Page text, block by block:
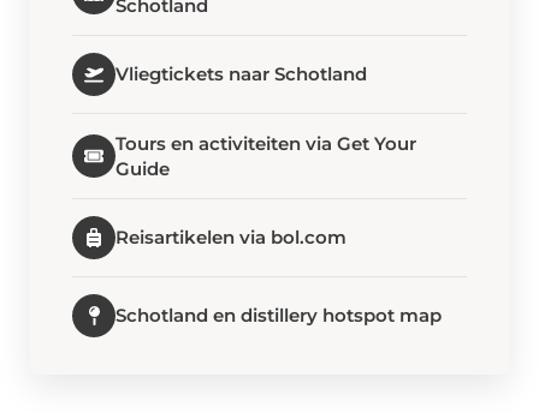
Schotland
Vliegtickets naar Schotland
Tours en activiteiten via Get Your
Guide
Reisartikelen via bol.com
Schotland en distillery hotspot map